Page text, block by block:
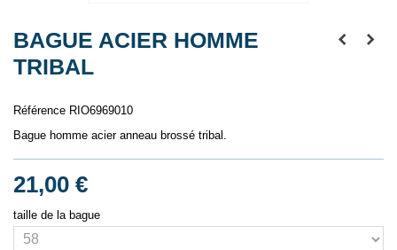
BAGUE ACIER HOMME
TRIBAL
Référence RIO6969010
Bague homme acier anneau brossé tribal.
21,00 €
taille de la bague